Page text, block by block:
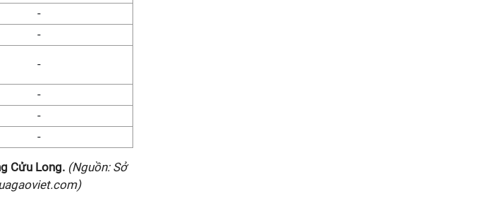
-
-
-
-
-
-
Cửu Long. (Nguồn: Sở